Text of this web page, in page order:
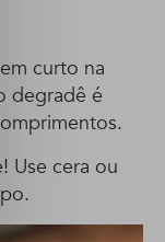
curto na
degradê é
Use cera ou